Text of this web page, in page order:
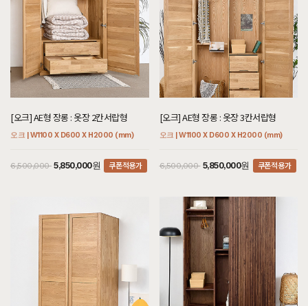
[오크] AE형 장롱 : 옷장 2칸서랍형
오크 | W1100 X D600 X H2000 (mm)
6,500,000 5,850,000원 쿠폰적용가
[오크] AE형 장롱 : 옷장 3칸서랍형
오크 | W1100 X D600 X H2000 (mm)
6,500,000 5,850,000원 쿠폰적용가